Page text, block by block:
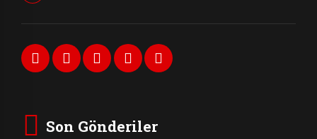
Son Gönderiler